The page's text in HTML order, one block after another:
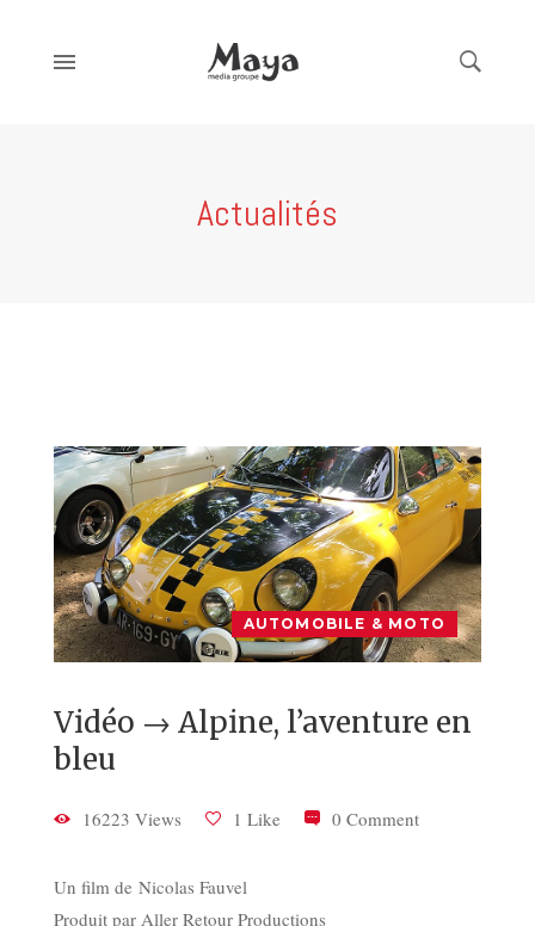
Actualités
AUTOMOBILE & MOTO
Vidéo → Alpine, l’aventure en
bleu
16223 Views 1 Like 0 Comment
Un film de Nicolas Fauvel
Produit par Aller Retour Productions